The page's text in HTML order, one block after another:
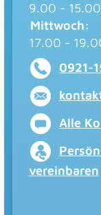
9.00 -
Mittwoch:
17.00 -
0921-
Alle
vereinbaren